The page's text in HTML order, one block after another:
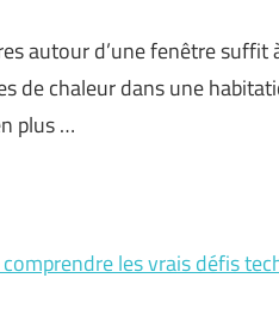
autour d’une fenêtre suffit
de chaleur dans une
plus …
les vrais défis